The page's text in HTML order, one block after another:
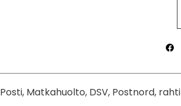
Posti, Matkahuolto, DSV, Postnord, rahti